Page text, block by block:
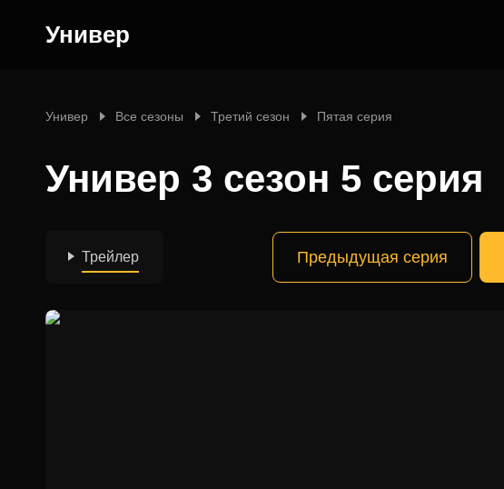
Универ
Универ Все сезоны Третий сезон Пятая серия
Универ 3 сезон 5 серия
Трейлер Предыдущая серия